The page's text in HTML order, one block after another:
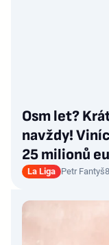
Osm let?
navždy!
25 milionů
La Liga Petr Fantyš